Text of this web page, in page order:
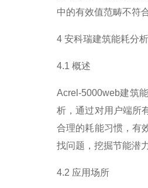
中的有效值范畴不符
4 安科瑞建筑能耗分
4.1 概述
Acrel-5000web建筑
析，通过对用户端所
合理的耗能习惯，有
找问题，挖掘节能潜
4.2 应用场所